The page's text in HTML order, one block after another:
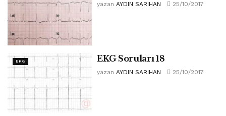
yazan AYDIN SARIHAN 25/10/2017
EKG EKG Soruları 18
yazan AYDIN SARIHAN 25/10/2017